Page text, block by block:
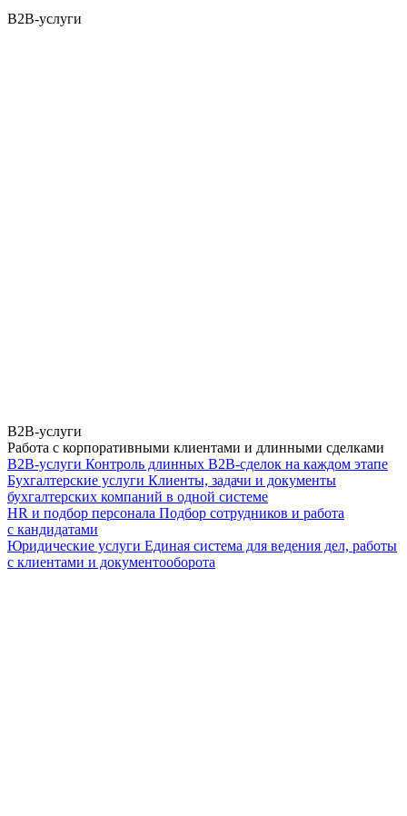
B2B-услуги
B2B-услуги
Работа с корпоративными клиентами и длинными сделками
B2B-услуги Контроль длинных B2B-сделок на каждом этапе
Бухгалтерские услуги Клиенты, задачи и документы
бухгалтерских компаний в одной системе
HR и подбор персонала Подбор сотрудников и работа
с кандидатами
Юридические услуги Единая система для ведения дел, работы
с клиентами и документооборота